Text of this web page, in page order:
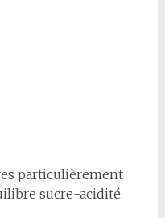
particulièrement
sucre-acidité.